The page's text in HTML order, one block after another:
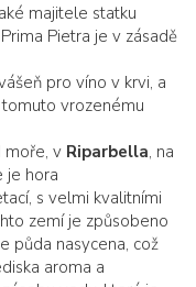
majitele statku
Pietra je v zásadě
pro víno v krvi, a
vrozenému
moře, v Riparbella, na
je hora
s velmi kvalitními
zemí je způsobeno
půda nasycena, což
aroma a